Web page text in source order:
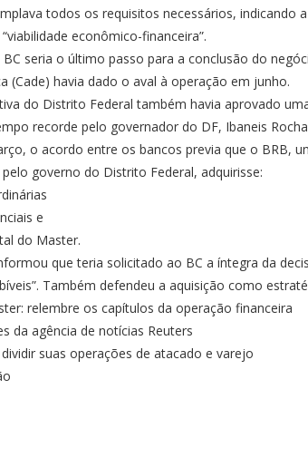
todos os requisitos necessários, indicando
econômico-financeira”.
seria o último passo para a conclusão do
(Cade) havia dado o aval à operação em junho.
do Distrito Federal também havia aprovado
recorde pelo governador do DF, Ibaneis
o acordo entre os bancos previa que o BRB,
governo do Distrito Federal, adquirisse:
e
do Master.
que teria solicitado ao BC a íntegra da
Também defendeu a aquisição como
relembre os capítulos da operação financeira
da agência de notícias Reuters
suas operações de atacado e varejo